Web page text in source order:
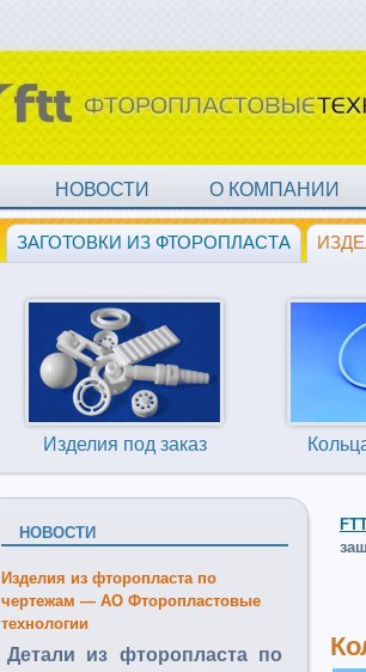
НОВОСТИ О КОМПАНИИ
ЗАГОТОВКИ ИЗ ФТОРОПЛАСТА
Изделия под заказ
НОВОСТИ
Изделия из фторопласта по
чертежам — АО Фторопластовые
технологии
Детали из фторопласта по